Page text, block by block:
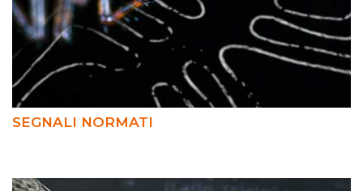
SEGNALI NORMATI